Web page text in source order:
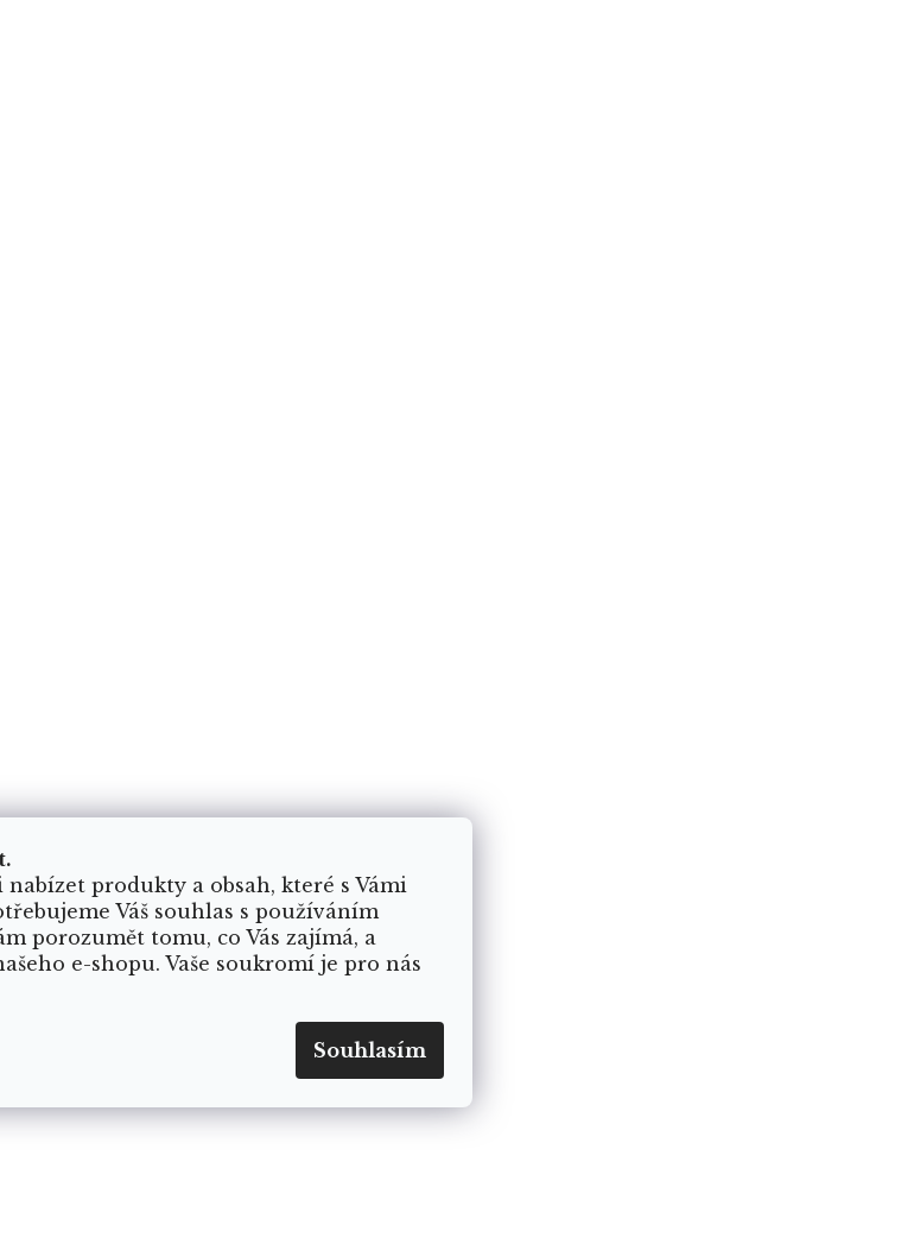
produkty a obsah, které s Vámi
Váš souhlas s používáním
porozumět tomu, co Vás zajímá, a
e-shopu. Vaše soukromí je pro nás
Souhlasím